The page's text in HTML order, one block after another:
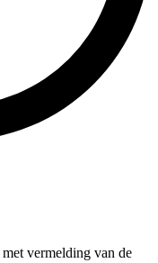
met vermelding van de